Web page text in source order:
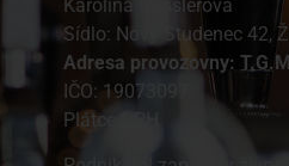
Karolína Gasslerová
Sídlo: Nový Studenec 42,
Adresa provozovny:
IČO: 19073097
Plátce DPH